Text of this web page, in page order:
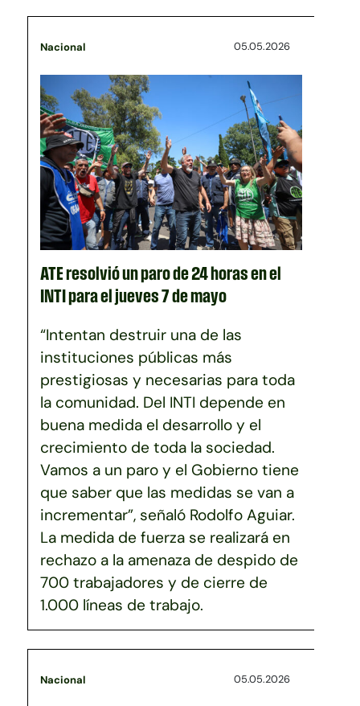
Nacional 05.05.2026
ATE resolvió un paro de 24 horas en el
INTI para el jueves 7 de mayo
“Intentan destruir una de las
instituciones públicas más
prestigiosas y necesarias para toda
la comunidad. Del INTI depende en
buena medida el desarrollo y el
crecimiento de toda la sociedad.
Vamos a un paro y el Gobierno tiene
que saber que las medidas se van a
incrementar”, señaló Rodolfo Aguiar.
La medida de fuerza se realizará en
rechazo a la amenaza de despido de
700 trabajadores y de cierre de
1.000 líneas de trabajo.
Nacional 05.05.2026